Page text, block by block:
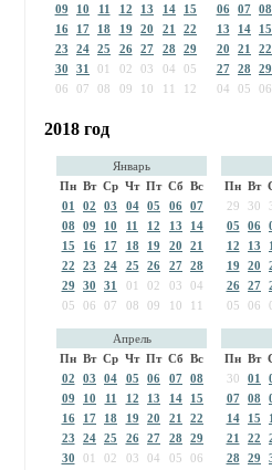
09
10 11 12 13 14
15
16
17 18 19 20 21
22
23
24 25 26 27 28
29
30
31 01 02 03 04
05
06
07 08 09 10 11 12
06
07 08
13
14
15
20
21
22
27
28
29
04
05 06
2018 год
Январь
Пн Вт Ср Чт Пт Сб Вс
01
02 03 04 05 06 07
08
09 10 11 12 13
14
15
16 17 18 19 20
21
22
23 24 25 26 27 28
29
30 31 01 02 03
04
05
06 07 08 09 10 11
Пн Вт
29
30
05
06
12
13
19
20
26
27
05
06
Апрель
Пн Вт Ср Чт Пт Сб Вс
02
03 04 05 06 07 08
09
10 11 12 13 14
15
16
17 18 19 20 21
22
23
24 25 26 27 28
29
30
01 02 03 04 05
06
Пн Вт
30
01
07
08
14
15
21
22
28
29